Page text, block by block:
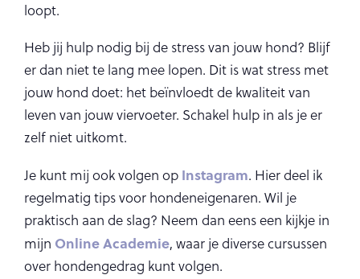
loopt.
Heb jij hulp nodig bij de stress van jouw hond? Blijf
er dan niet te lang mee lopen. Dit is wat stress met
jouw hond doet: het beïnvloedt de kwaliteit van
leven van jouw viervoeter. Schakel hulp in als je er
zelf niet uitkomt.
Je kunt mij ook volgen op Instagram. Hier deel ik
regelmatig tips voor hondeneigenaren. Wil je
praktisch aan de slag? Neem dan eens een kijkje in
mijn Online Academie, waar je diverse cursussen
over hondengedrag kunt volgen.